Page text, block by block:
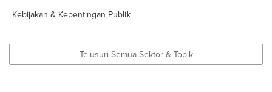
Kebijakan & Kepentingan Publik
Telusuri Semua Sektor & Topik